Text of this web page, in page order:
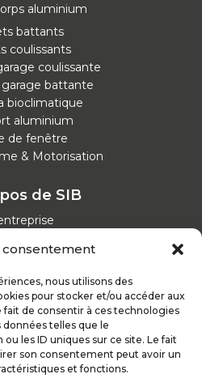
consentement
nous utilisons des
pour stocker et/ou accéder aux
fait de consentir à ces technologies
telles que le
les ID uniques sur ce site. Le fait
son consentement peut avoir un
et fonctions.
aluminium
battants
coulissants
coulissante
battante
bioclimatique
aluminium
de fenêtre
& Motorisation
de SIB
d'achat
garanties
d’emploi
vous
conseils